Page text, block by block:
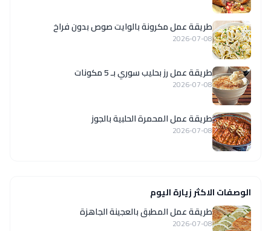
طريقة عمل مكرونة بالوايت صوص بدون فراخ
2026-07-08
طريقة عمل رز بحليب سوري بـ 5 مكونات
2026-07-08
طريقة عمل المحمرة الحلبية بالجوز
2026-07-08
الوصفات الاكثر زيارة اليوم
طريقة عمل المطبق بالعجينة الجاهزة
2026-07-08